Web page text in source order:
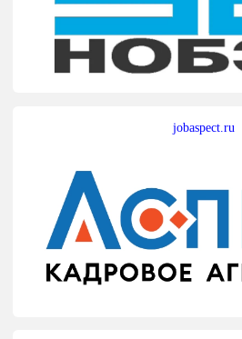
jobaspect.ru